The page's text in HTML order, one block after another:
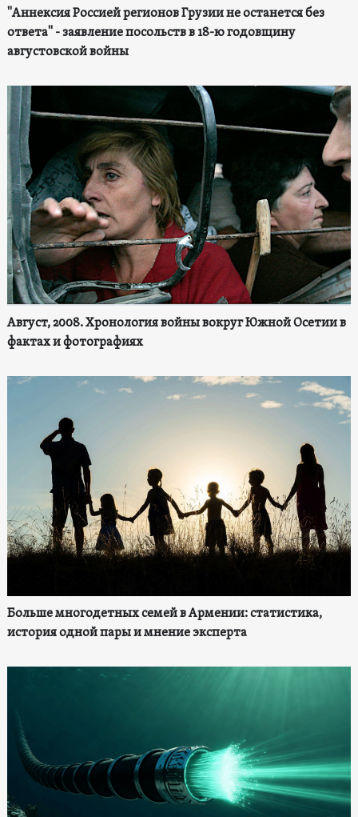
"Аннексия Россией регионов Грузии не останется без
ответа" - заявление посольств в 18-ю годовщину
августовской войны
Август, 2008. Хронология войны вокруг Южной Осетии в
фактах и фотографиях
Больше многодетных семей в Армении: статистика,
история одной пары и мнение эксперта